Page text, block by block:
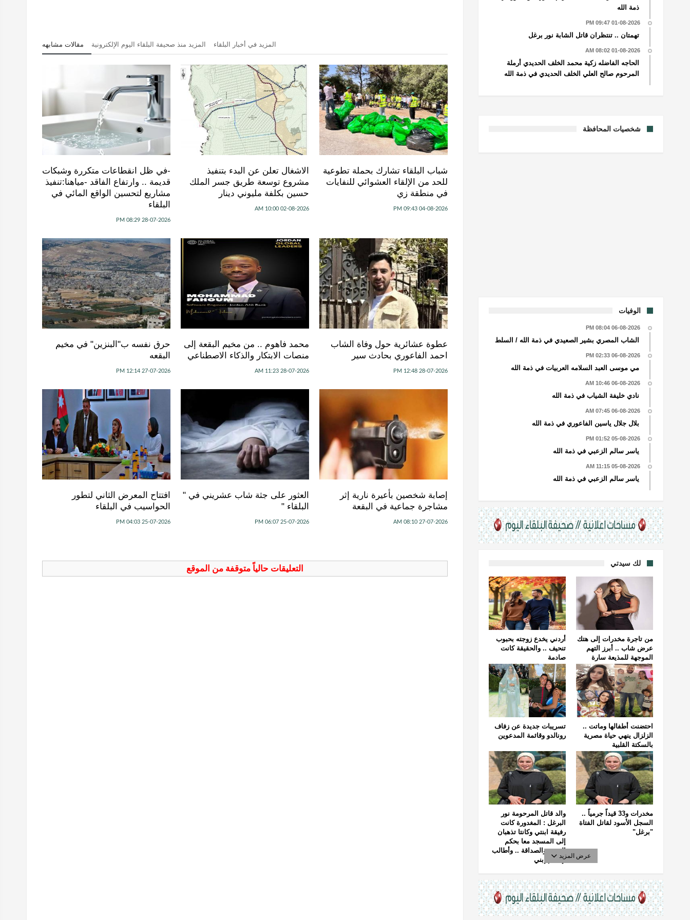
مقالات مشابهه المزيد منذ صحيفة البلقاء اليوم الإلكترونية المزيد في أخبار البلقاء
شباب البلقاء تشارك بحملة تطوعية
للحد من الإلقاء العشوائي للنفايات
في منطقة زي
04-08-2026 09:43 PM
الاشغال تعلن عن البدء بتنفيذ
مشروع توسعة طريق جسر الملك
حسين بكلفة مليوني دينار
02-08-2026 10:00 AM
-في ظل انقطاعات متكررة وشبكات
قديمة .. وارتفاع الفاقد -مياهنا:تنفيذ
مشاريع لتحسين الواقع المائي في
البلقاء
28-07-2026 08:29 PM
عطوة عشائرية حول وفاة الشاب
احمد الفاعوري بحادث سير
28-07-2026 12:48 PM
محمد فاهوم .. من مخيم البقعة إلى
منصات الابتكار والذكاء الاصطناعي
28-07-2026 11:23 AM
حرق نفسه ب"البنزين" في مخيم
البقعه
27-07-2026 12:14 PM
إصابة شخصين بأعيرة نارية إثر
مشاجرة جماعية في البقعة
27-07-2026 08:10 AM
العثور على جثة شاب عشريني في "
البلقاء "
25-07-2026 06:07 PM
افتتاح المعرض الثاني لتطور
الحواسيب في البلقاء
25-07-2026 04:03 PM
التعليقات حالياً متوقفة من الموقع
ذمة الله
01-08-2026 09:47 PM
تهمتان .. تنتظران قاتل الشابة نور برغل
01-08-2026 08:02 AM
الحاجه الفاضله زكية محمد الخلف الحديدي أرملة
المرحوم صالح العلي الخلف الحديدي في ذمة الله
شخصيات المحافظة
الوفيات
06-08-2026 08:04 PM
الشاب المصري بشير الصعيدي في ذمة الله / السلط
06-08-2026 02:33 PM
مي موسى العبد السلامه العربيات في ذمة الله
06-08-2026 10:46 AM
نادي خليفة الشياب في ذمة الله
06-08-2026 07:45 AM
بلال جلال ياسين الفاعوري في ذمة الله
05-08-2026 01:52 PM
ياسر سالم الزعبي في ذمة الله
05-08-2026 11:15 AM
ياسر سالم الزعبي في ذمة الله
لك سيدتي
أردني يخدع زوجته بحبوب
تنحيف .. والحقيقة كانت
صادمة
من تاجرة مخدرات إلى هتك
عرض شاب .. أبرز التهم
الموجهة للمذيعة سارة
خليفة
تسريبات جديدة عن زفاف
رونالدو وقائمة المدعوين
احتضنت أطفالها وماتت ..
الزلزال ينهي حياة مصرية
بالسكتة القلبية
والد قاتل المرحومة نور
البرغل : المغدورة كانت
رفيقة ابنتي وكانتا تذهبان
إلى المسجد معا بحكم
الجيرة والصداقة .. وأطالب
بإعدام إبني
مخدرات و33 قيداً جرمياً ..
السجل الأسود لقاتل الفتاة
"برغل"
عرض المزيد